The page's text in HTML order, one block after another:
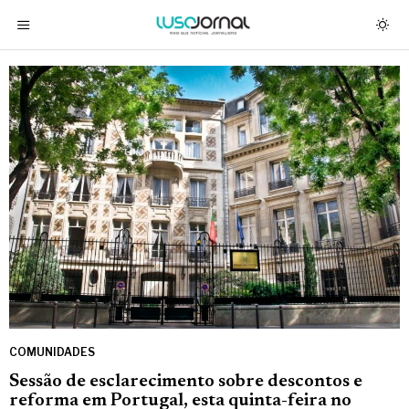
COMUNIDADES
Sessão de esclarecimento sobre descontos e
reforma em Portugal, esta quinta-feira no